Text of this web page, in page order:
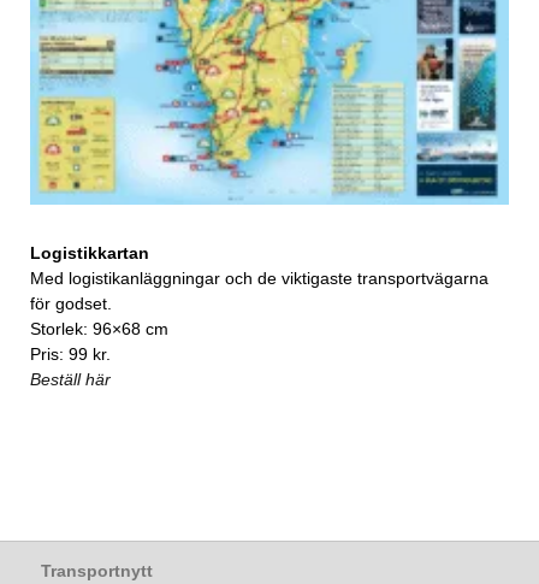
Logistikkartan
Med logistikanläggningar och de viktigaste transportvägarna
för godset.
Storlek: 96×68 cm
Pris: 99 kr.
Beställ här
Transportnytt